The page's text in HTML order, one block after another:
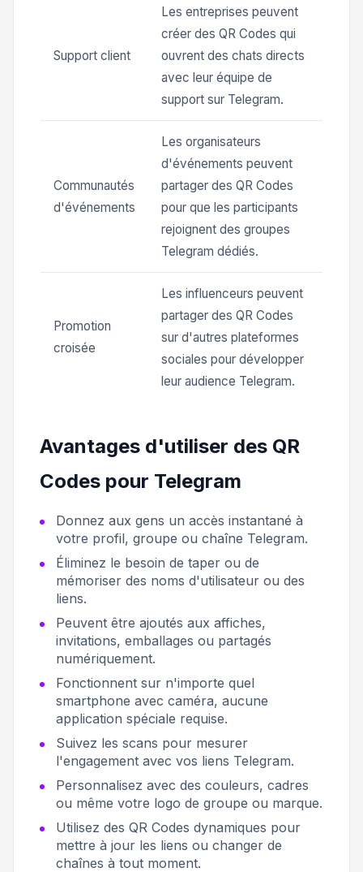
Support client
Les entreprises peuvent
créer des QR Codes qui
ouvrent des chats directs
avec leur équipe de
support sur Telegram.
Communautés
d'événements
Les organisateurs
d'événements peuvent
partager des QR Codes
pour que les participants
rejoignent des groupes
Telegram dédiés.
Promotion
croisée
Les influenceurs peuvent
partager des QR Codes
sur d'autres plateformes
sociales pour développer
leur audience Telegram.
Avantages d'utiliser des QR
Codes pour Telegram
Donnez aux gens un accès instantané à
votre profil, groupe ou chaîne Telegram.
Éliminez le besoin de taper ou de
mémoriser des noms d'utilisateur ou des
liens.
Peuvent être ajoutés aux affiches,
invitations, emballages ou partagés
numériquement.
Fonctionnent sur n'importe quel
smartphone avec caméra, aucune
application spéciale requise.
Suivez les scans pour mesurer
l'engagement avec vos liens Telegram.
Personnalisez avec des couleurs, cadres
ou même votre logo de groupe ou marque.
Utilisez des QR Codes dynamiques pour
mettre à jour les liens ou changer de
chaînes à tout moment.